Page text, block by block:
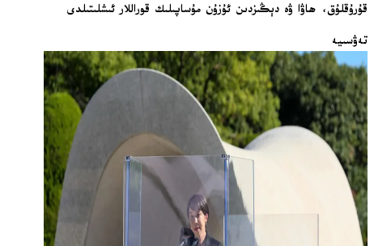
قۇرۇقلۇق، ھاۋا ۋە دېڭىزدىن ئۇزۇن مۇساپىلىك قوراللار ئىشلىتىلدى
تەۋسىيە